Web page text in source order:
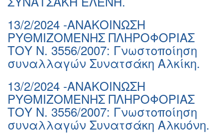
13/2/2024 -ΑΝΑΚΟΙΝΩΣΗ
ΡΥΘΜΙΖΟΜΕΝΗΣ ΠΛΗΡΟΦΟΡΙΑΣ
ΤΟΥ Ν. 3556/2007: Γνωστοποίηση
συναλλαγών Συνατσάκη Αλκίκη.
13/2/2024 -ΑΝΑΚΟΙΝΩΣΗ
ΡΥΘΜΙΖΟΜΕΝΗΣ ΠΛΗΡΟΦΟΡΙΑΣ
ΤΟΥ Ν. 3556/2007: Γνωστοποίηση
συναλλαγών Συνατσάκη Αλκυόνη.